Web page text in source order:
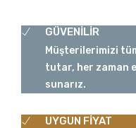
GÜVENİLİR
Müşterilerimizi
tutar, her zaman
sunarız.
UYGUN FİYAT